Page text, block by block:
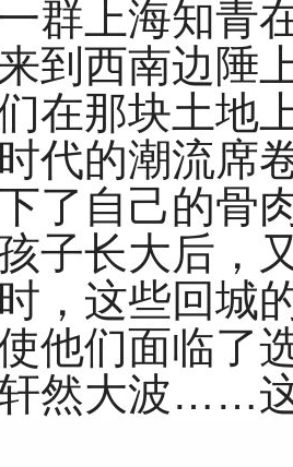
群上海知青
到西南边陲
在那块土
代的潮流席
了自己的骨
子长大后，
，这些回城
他们面临了
然大波……